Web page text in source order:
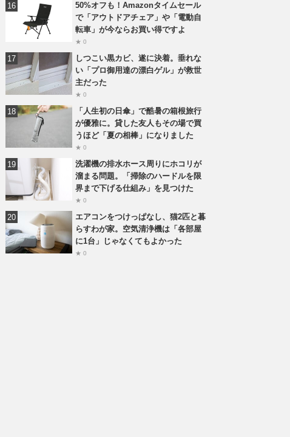
50%オフも！Amazonタイムセール
で「アウトドアチェア」や「電動自
転車」が今ならお買い得ですよ
★ 0
しつこい黒カビ、遂に決着。垂れな
い「プロ御用達の漂白ゲル」が救世
主だった
★ 0
「人生初の日傘」で酷暑の箱根旅行
が優雅に。貸した友人もその場で買
うほど「夏の相棒」になりました
★ 0
洗濯機の排水ホース周りにホコリが
溜まる問題。「掃除のハードルを限
界まで下げる仕組み」を見つけた
★ 0
エアコンをつけっぱなし、猫2匹と暮
らすわが家。空気清浄機は「各部屋
に1台」じゃなくてもよかった
★ 0